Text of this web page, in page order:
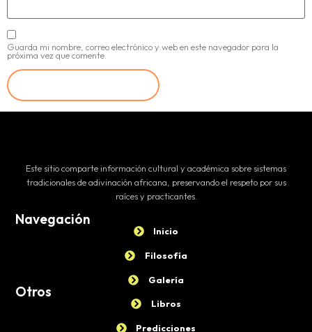
Guarda mi nombre, correo electrónico y web en este navegador para la
próxima vez que comente.
Este sitio comparte información cultural y académica sobre sistemas
tradicionales de adivinación africana, preservando el respeto por sus
raíces y practicantes.
Navegación
Inicio
Filosofía
Galería
Otros
Libros
Predicciones